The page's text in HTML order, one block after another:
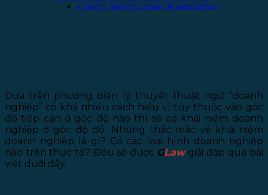
4. Doanh nghiệp tư nhân (Proprietorship):
Dựa trên phương diện lý thuyết thuật ngữ “doanh
nghiệp” có khá nhiều cách hiểu vì tùy thuộc vào góc
độ tiếp cận ở góc độ nào thì sẽ có khái niệm doanh
nghiệp ở góc độ đó. Những thắc mắc về khái niệm
doanh nghiệp là gì? Có các loại hình doanh nghiệp
nào trên thực tế? Đều sẽ được GLawgiải đáp qua bài
viết dưới đây.